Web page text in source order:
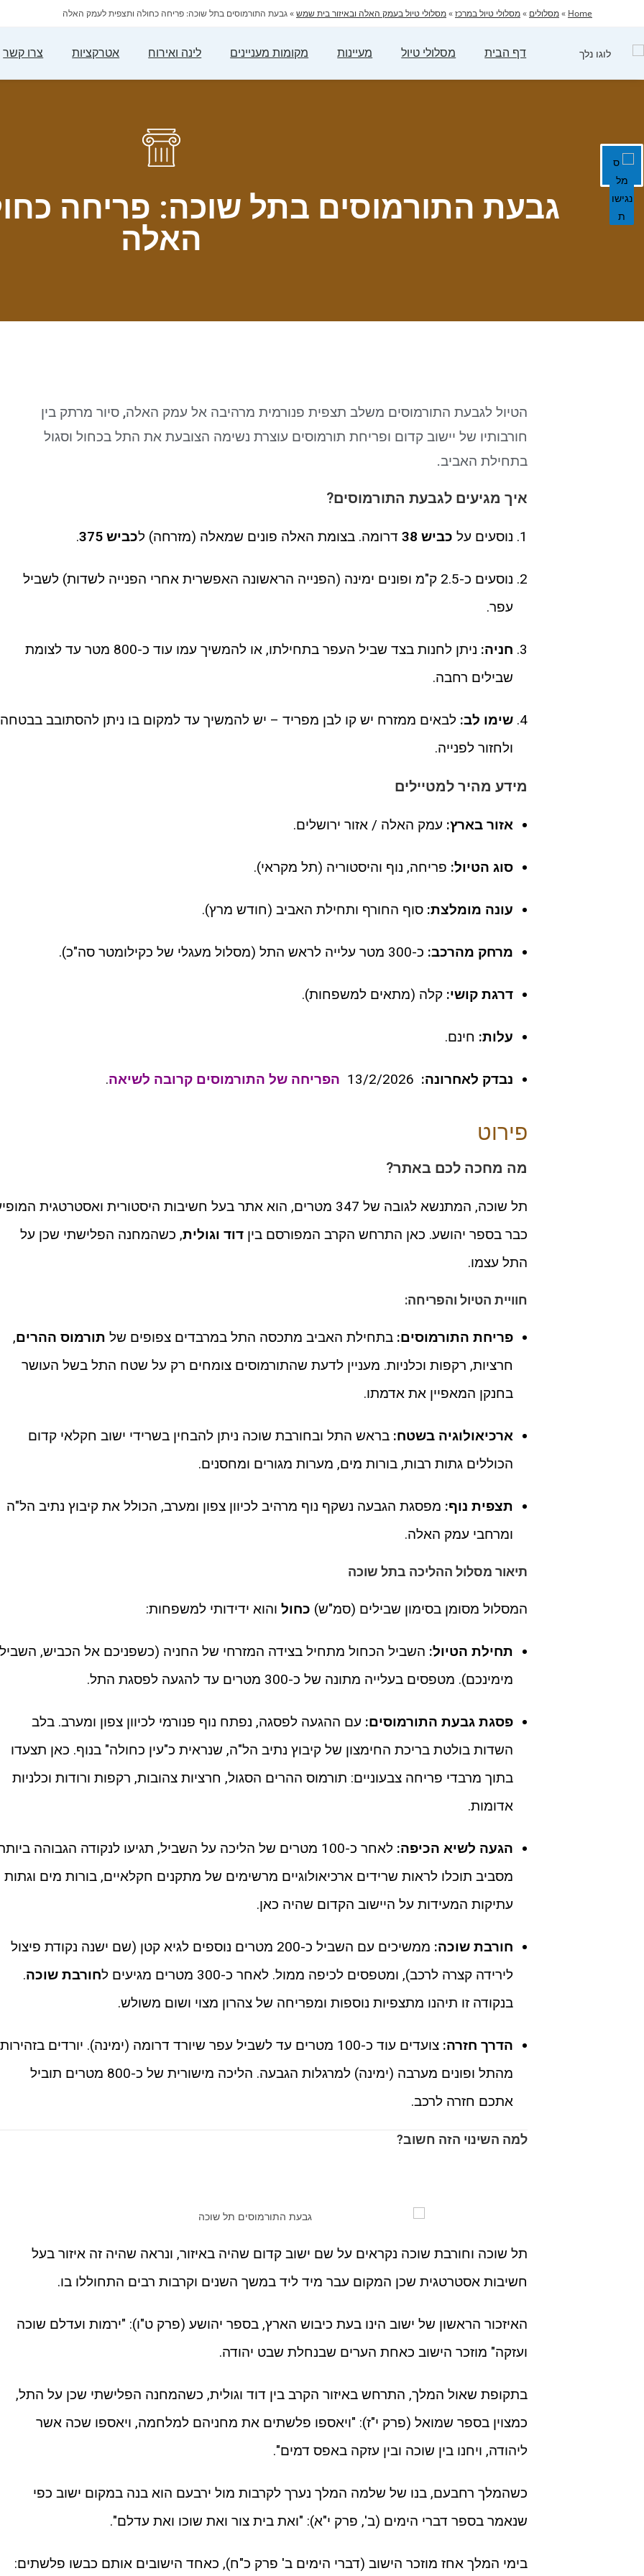
Home
»מסלולים »מסלולי טיול במרכז»מסלולי טיול בעמק האלה ובאיזור בית שמש»גבעת התורמוסים בתל שוכה: פריחה כחולה ותצפית לעמק האלה
דף הבית מסלולי טיול מעיינות מקומות מעניינים לינה ואירוח אטרקציות צרו קשר
גבעת התורמוסים בתל שוכה: פריחה
האלה
הטיול לגבעת התורמוסים משלב תצפית פנורמית מרהיבה אל עמק האלה, סיור מרתק בין
חורבותיו של יישוב קדום ופריחת תורמוסים עוצרת נשימה הצובעת את התל בכחול וסגול
בתחילת האביב.
איך מגיעים לגבעת התורמוסים?
נוסעים על כביש 38 דרומה. בצומת האלה פונים שמאלה (מזרחה) לכביש 375 .
נוסעים כ-2.5 ק"מ ופונים ימינה (הפנייה הראשונה האפשרית אחרי הפנייה לשדות) לשביל
עפר.
חניה:
ניתן לחנות בצד שביל העפר בתחילתו, או להמשיך עמו עוד כ-800 מטר עד לצומת
שבילים רחבה.
שימו לב: לבאים ממזרח יש קו לבן מפריד – יש להמשיך עד למקום בו ניתן להסתובב בבטחה
ולחזור לפנייה.
מידע מהיר למטיילים
אזור בארץ: עמק האלה / אזור ירושלים.
סוג הטיול: פריחה, נוף והיסטוריה (תל מקראי).
עונה מומלצת: סוף החורף ותחילת האביב (חודש מרץ).
מרחק מהרכב: כ-300 מטר עלייה לראש התל (מסלול מעגלי של כקילומטר סה"כ).
דרגת קושי: קלה (מתאים למשפחות).
עלות: חינם.
נבדק לאחרונה: הפריחה של התורמוסים קרובה לשיאה.
פירוט
מה מחכה לכם באתר?
תל שוכה, המתנשא לגובה של 347 מטרים, הוא אתר בעל חשיבות היסטורית ואסטרטגית
כבר בספר יהושע. כאן התרחש הקרב המפורסם בין דוד וגולית, כשהמחנה הפלישתי שכן על
התל עצמו.
חוויית הטיול והפריחה:
פריחת התורמוסים: בתחילת האביב מתכסה התל במרבדים צפופים של תורמוס ההרים,
חרציות, רקפות וכלניות. מעניין לדעת שהתורמוסים צומחים רק על שטח התל בשל העושר
בחנקן המאפיין את אדמתו.
ארכיאולוגיה בשטח: בראש התל ובחורבת שוכה ניתן להבחין בשרידי ישוב חקלאי קדום
הכוללים גתות רבות, בורות מים, מערות מגורים ומחסנים.
תצפית נוף: מפסגת הגבעה נשקף נוף מרהיב לכיוון צפון ומערב, הכולל את קיבוץ נתיב הל"ה
ומרחבי עמק האלה.
תיאור מסלול ההליכה בתל שוכה
המסלול מסומן בסימון שבילים (סמ"ש) כחול והוא ידידותי למשפחות:
תחילת הטיול: השביל הכחול מתחיל בצידה המזרחי של החניה (כשפניכם אל הכביש, השביל
מימינכם). מטפסים בעלייה מתונה של כ-300 מטרים עד להגעה לפסגת התל.
פסגת גבעת התורמוסים: עם ההגעה לפסגה, נפתח נוף פנורמי לכיוון צפון ומערב. בלב
השדות בולטת בריכת החימצון של קיבוץ נתיב הל"ה, שנראית כ"עין כחולה" בנוף. כאן תצעדו
בתוך מרבדי פריחה צבעוניים: תורמוס ההרים הסגול, חרציות צהובות, רקפות ורודות וכלניות
אדומות.
הגעה לשיא הכיפה:
לאחר כ-100 מטרים של הליכה על השביל, תגיעו לנקודה הגבוהה
מסביב תוכלו לראות שרידים ארכיאולוגיים מרשימים של מתקנים חקלאיים, בורות מים וגתות
עתיקות המעידות על היישוב הקדום שהיה כאן.
חורבת שוכה:
ממשיכים עם השביל כ-200 מטרים נוספים לגיא קטן (שם ישנה נקודת פיצול
לירידה קצרה לרכב), ומטפסים לכיפה ממול. לאחר כ-300 מטרים מגיעים ל
חורבת שוכה.
בנקודה זו תיהנו מתצפיות נוספות ומפריחה של צהרון מצוי ושום משולש.
הדרך חזרה:
צועדים עוד כ-100 מטרים עד לשביל עפר שיורד דרומה (ימינה). יורדים בזהירות
מהתל ופונים מערבה (ימינה) למרגלות הגבעה. הליכה מישורית של כ-800 מטרים תוביל
אתכם חזרה לרכב.
למה השינוי הזה חשוב?
תל שוכה וחורבת שוכה נקראים על שם ישוב קדום שהיה באיזור, ונראה שהיה זה איזור בעל
חשיבות אסטרטגית שכן המקום עבר מיד ליד במשך השנים וקרבות רבים התחוללו בו.
האיזכור הראשון של ישוב הינו בעת כיבוש הארץ, בספר יהושע (פרק ט"ו): "ירמות ועדלם שוכה
ועזקה" מוזכר הישוב כאחת הערים שבנחלת שבט יהודה.
בתקופת שאול המלך, התרחש באיזור הקרב בין דוד וגולית, כשהמחנה הפלישתי שכן על התל,
כמצוין בספר שמואל (פרק י"ז): "ויאספו פלשתים את מחניהם למלחמה, ויאספו שכה אשר
ליהודה, ויחנו בין שוכה ובין עזקה באפס דמים".
כשהמלך רחבעם, בנו של שלמה המלך נערך לקרבות מול ירבעם הוא בנה במקום ישוב כפי
שנאמר בספר דברי הימים (ב', פרק י"א): "ואת בית צור ואת שוכו ואת עדלם".
בימי המלך אחז מוזכר הישוב (דברי הימים ב' פרק כ"ח), כאחד הישובים אותם כבשו פלשתים: